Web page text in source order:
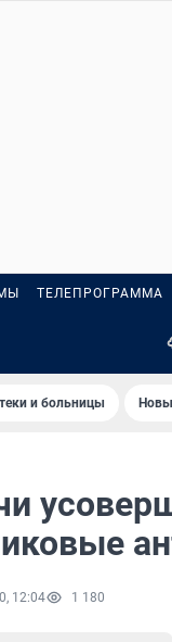
ТЕЛЕПРОГРАММА
и больницы
12:04 1 180